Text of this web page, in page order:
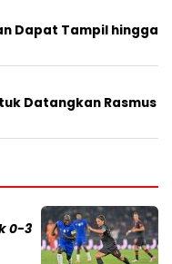
Dapat Tampil hingga
Datangkan Rasmus
0-3